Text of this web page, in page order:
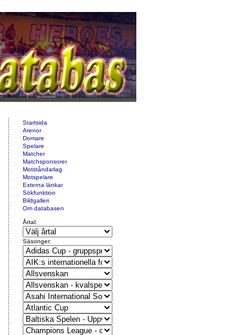
Startsida
Arenor
Domare
Spelare
Matcher
Matchsponsorer
Motståndarlag
Motspelare
Externa länkar
Sökfunktion
Bildgalleri
Om databasen
Årtal:
Säsonger: